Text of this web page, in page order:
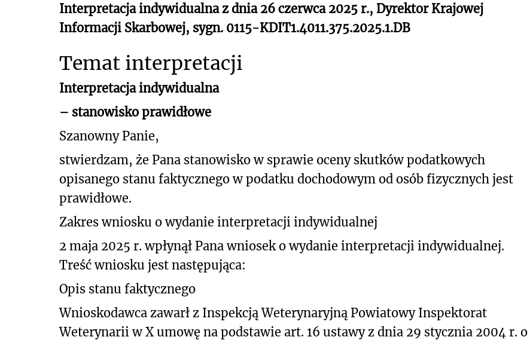
Interpretacja indywidualna z dnia 26 czerwca 2025 r., Dyrektor Krajowej
Informacji Skarbowej, sygn. 0115-KDIT1.4011.375.2025.1.DB
Temat interpretacji
Interpretacja indywidualna
– stanowisko prawidłowe
Szanowny Panie,
stwierdzam, że Pana stanowisko w sprawie oceny skutków podatkowych
opisanego stanu faktycznego w podatku dochodowym od osób fizycznych jest
prawidłowe.
Zakres wniosku o wydanie interpretacji indywidualnej
2 maja 2025 r. wpłynął Pana wniosek o wydanie interpretacji indywidualnej.
Treść wniosku jest następująca:
Opis stanu faktycznego
Wnioskodawca zawarł z Inspekcją Weterynaryjną Powiatowy Inspektorat
Weterynarii w X umowę na podstawie art. 16 ustawy z dnia 29 stycznia 2004 r. o